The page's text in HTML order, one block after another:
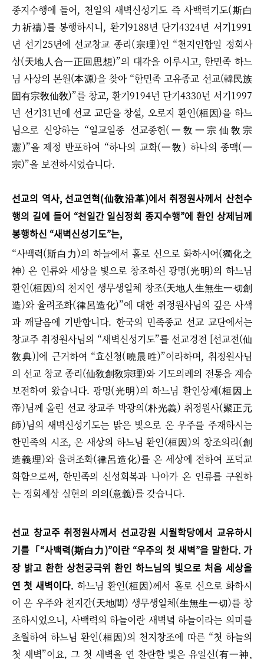
종지수행에 들어, 천일의 새벽신성기도 즉 사백력기도(斯白
力祈禱)를 봉행하시니, 환기9188년 단기4324년 서기1991
년 선기25년에 선교창교 종리(宗理)인 “천지인합일 정회사
상(天地人合一正回思想)”의 대각을 이루시고, 한민족 하느
님 사상의 본원(本源)을 찾아 “한민족 고유종교 선교(韓民族
固有宗敎仙敎)”를 창교, 환기9194년 단기4330년 서기1997
년 선기31년에 선교 교단을 창설, 오로지 환인(桓因)을 하느
님으로 신앙하는 “일교일종 선교종헌(一敎一宗仙敎宗
憲)”을 제정 반포하여 “하나의 교화(一敎) 하나의 종맥(一
宗)”을 보전하시었습니다.
선교의 역사, 선교연혁(仙敎沿革)에서 취정원사께서 산천수
행의 길에 들어 “천일간 일심정회 종지수행”에 환인 상제님께
봉행하신 “새벽신성기도”는,
“사백력(斯白力)의 하늘에서 홀로 신으로 화하시어(獨化之
神) 온 인류와 세상을 빛으로 창조하신 광명(光明)의 하느님
환인(桓因)의 천지인 생무생일체 창조(天地人生無生一切創
造)와 율려조화(律呂造化)”에 대한 취정원사님의 깊은 사색
과 깨달음에 기반합니다. 한국의 민족종교 선교 교단에서는
창교주 취정원사님의 “새벽신성기도”를 선교경전 [선교전(仙
敎典)]에 근거하여 “효신청(曉晨甠)”이라하며, 취정원사님
의 선교 창교 종리(仙敎創敎宗理)와 기도의례의 전통을 계승
보전하여 왔습니다. 광명(光明)의 하느님 환인상제(桓因上
帝)님께 올린 선교 창교주 박광의(朴光義) 취정원사(聚正元
師)님의 새벽신성기도는 밝은 빛으로 온 우주를 주재하시는
한민족의 시조, 온 새상의 하느님 환인(桓因)의 창조의리(創
造義理)와 율려조화(律呂造化)를 온 세상에 전하여 포덕교
화함으로써, 한민족의 신성회복과 나아가 온 인류를 구원하
는 정회세상 실현의 의의(意義)를 갖습니다.
선교 창교주 취정원사께서 선교강원 시월학당에서 교유하시
기를「“사백력(斯白力)”이란 “우주의 첫 새벽”을 말한다. 가
장 밝고 환한 상천궁극위 환인 하느님의 빛으로 처음 세상을
연 첫 새벽이다. 하느님 환인(桓因)께서 홀로 신으로 화하시
어 온 우주와 천지간(天地間) 생무생일체(生無生一切)를 창
조하시었으니, 사백력의 하늘이란 새벽녘 하늘이라는 의미를
초월하여 하느님 환인(桓因)의 천지창조에 따른 “첫 하늘의
첫 새벽”이요, 그 첫 새벽을 연 찬란한 빛은 유일신(有一神,